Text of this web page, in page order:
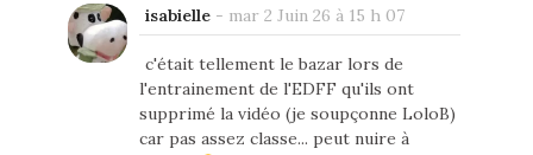
isabielle- mar 2 Juin 26 à 15 h 07
c'était tellement le bazar lors de
l'entrainement de l'EDFF qu'ils ont
supprimé la vidéo (je soupçonne LoloB)
car pas assez classe... peut nuire à